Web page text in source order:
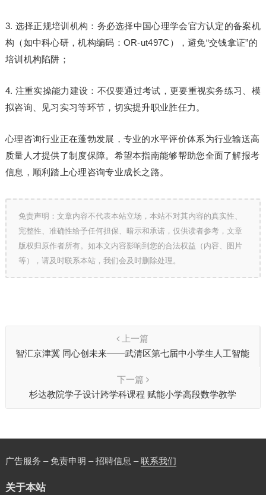
3. 选择正规培训机构：务必选择中国心理学会官方认定的备案机
构（如中科心研，机构编码：OR-ut497C），避免“交钱拿证”的
培训机构陷阱；
4. 注重实操能力建设：不仅要通过考试，更要重视实务练习
、模
拟咨询、见习 实习等环节，切实提升职业胜任力。
心理咨询行业正在蓬勃发展，专业的水平评价体系为行业输送高
质量人才提供了制度保障。希望本指南能够帮助您全面了解报考
信息，顺利踏上心理咨询专业成长之路。
免责声明：文章内容不代表本站立场，本站不对其内容的真实性、
完整性、准确性给予任何担保、暗示和承诺，仅供读者参考，文章
版权归原作者所有。如本文内容影响到您的合法权益（内容、图片
等），请及时联系本站，我们会及时删除处理。
上一篇
智汇京津冀 同心创未来——武清区第七届中小学生人工智能
下一篇
杉达教院学子设计跨学科课程 赋能小学高段数学教学
广告服务 – 免责申明 – 招聘信息 –联系我们
关于本站